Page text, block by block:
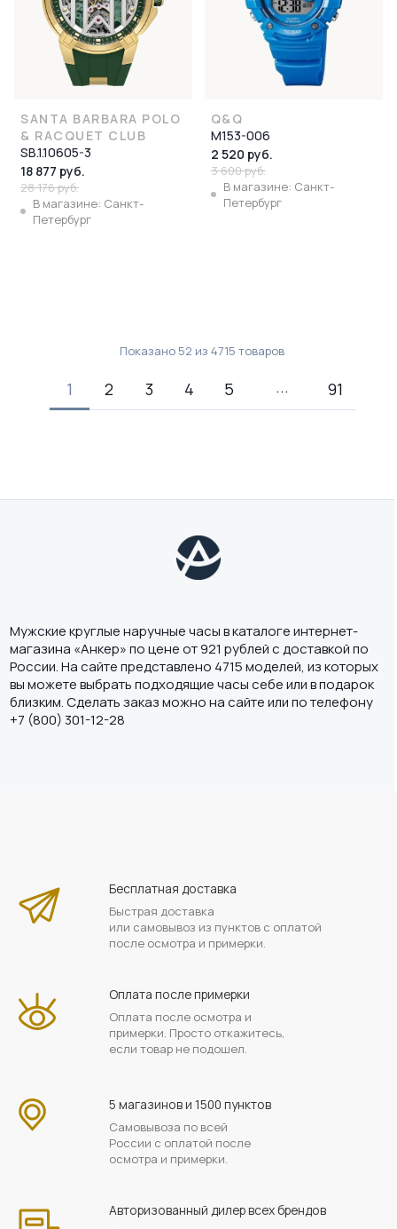
SANTA BARBARA POLO
& RACQUET CLUB
SB.1.10605-3
18 877 руб.
28 176 руб.
В магазине: Санкт-
Петербург
Q&Q
M153-006
2 520 руб.
3 600 руб.
В магазине: Санкт-
Петербург
Показано 52 из4715 товаров
1 2 3 4 5 91
Мужские круглые наручные часы в каталоге интернет-
магазина «Анкер» по цене от 921 рублей с доставкой по
России. На сайте представлено 4715 моделей, из которых
вы можете выбрать подходящие часы себе или в подарок
близким. Сделать заказ можно на сайте или по телефону
+7 (800) 301-12-28
Бесплатная доставка
Быстрая доставка
или самовывоз из пунктов с оплатой
после осмотра и примерки.
Оплата после примерки
Оплата после осмотра и
примерки. Просто откажитесь,
если товар не подошел.
5 магазинов и 1500 пунктов
Самовывоза по всей
России с оплатой после
осмотра и примерки.
Авторизованный дилер всех брендов